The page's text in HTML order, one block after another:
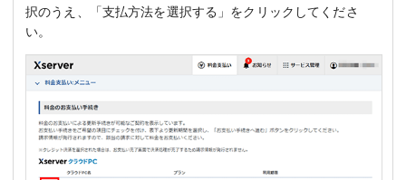
択のうえ、「支払方法を選択する」をクリックしてくださ
い。